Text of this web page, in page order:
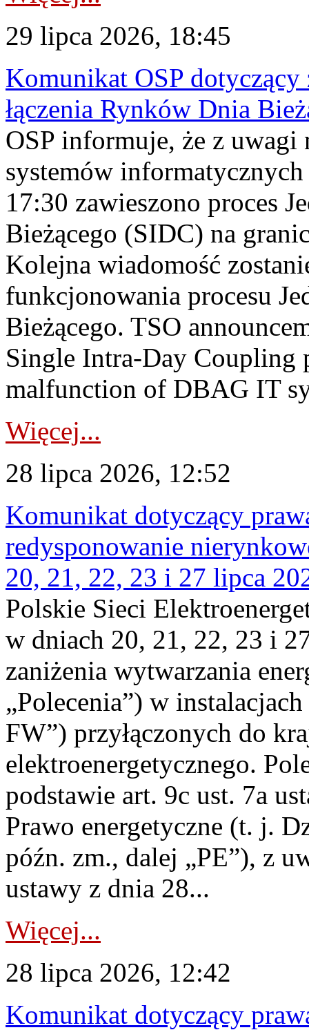
29 lipca 2026, 18:45
Komunikat OSP dotyczący
łączenia Rynków Dnia
OSP informuje, że z uwagi
systemów
17:30 zawieszono proces
Bieżącego (SIDC) na
Kolejna wiadomość
funkcjonowania procesu
Bieżącego. TSO
Single Intra-Day Coupling
malfunction of DBAG IT
Więcej...
28 lipca 2026, 12:52
Komunikat dotyczący
redysponowanie
20, 21, 22, 23 i 27 lipca
Polskie Sieci
w dniach 20, 21, 22, 23 i
zaniżenia wytwarzania
„Polecenia”) w
FW”) przyłączonych do
elektroenergetycznego.
podstawie art. 9c ust. 7a
Prawo energetyczne (t. j.
późn. zm., dalej „PE”), z
ustawy z dnia 28...
Więcej...
28 lipca 2026, 12:42
Komunikat dotyczący